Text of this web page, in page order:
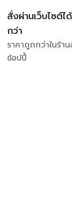
สั่งผ่านเว็บไซต์ไ
กว่า
ราคาถูกกว่าในร้า
ช้อปปี้